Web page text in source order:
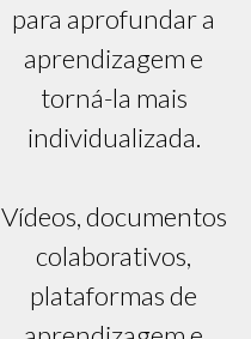
para aprofundar a
aprendizagem e
torná-la mais
individualizada.
Vídeos, documentos
colaborativos,
plataformas de